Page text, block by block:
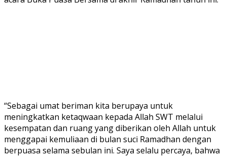
“Sebagai umat beriman kita berupaya untuk
meningkatkan ketaqwaan kepada Allah SWT melalui
kesempatan dan ruang yang diberikan oleh Allah untuk
menggapai kemuliaan di bulan suci Ramadhan dengan
berpuasa selama sebulan ini. Saya selalu percaya, bahwa